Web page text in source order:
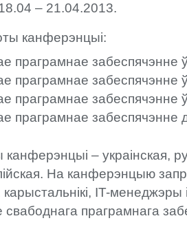
– 21.04.2013.
канферэнцыі:
праграмнае забеспячэнне
праграмнае забеспячэнне
праграмнае забеспячэнне
праграмнае забеспячэнне
– украінская,
На канферэнцыю
карыстальнікі, IT-менеджэры
праграмнага